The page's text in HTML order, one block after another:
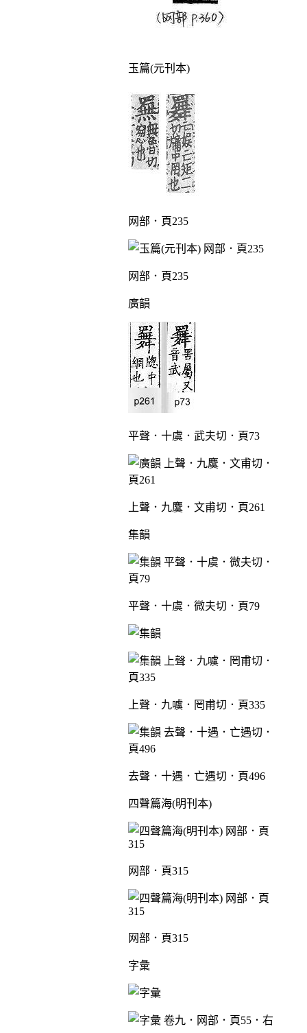
玉篇(元刊本)
网部．頁235
网部．頁235
廣韻
平聲．十虞．武夫切．頁73
上聲．九麌．文甫切．頁261
集韻
平聲．十虞．微夫切．頁79
上聲．九噳．罔甫切．頁335
去聲．十遇．亡遇切．頁496
四聲篇海(明刊本)
网部．頁315
网部．頁315
字彙